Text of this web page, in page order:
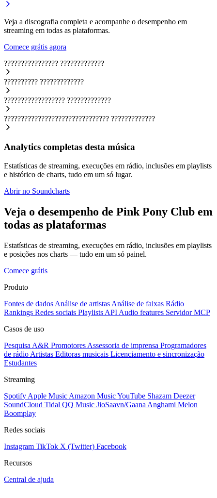
Veja a discografia completa e acompanhe o desempenho em
streaming em todas as plataformas.
Comece grátis agora
???????????????? ?????????????
?????????? ?????????????
?????????????????? ?????????????
??????????????????????????????? ?????????????
Analytics completas desta música
Estatísticas de streaming, execuções em rádio, inclusões em playlists
e histórico de charts, tudo em um só lugar.
Abrir no Soundcharts
Veja o desempenho de Pink Pony Club em
todas as plataformas
Estatísticas de streaming, execuções em rádio, inclusões em playlists
e posições nos charts — tudo em um só painel.
Comece grátis
Produto
Fontes de dados Análise de artistas Análise de faixas Rádio
Rankings Redes sociais Playlists API Audio features Servidor MCP
Casos de uso
Pesquisa A&R Promotores Assessoria de imprensa Programadores
de rádio Artistas Editoras musicais Licenciamento e sincronização
Estudantes
Streaming
Spotify Apple Music Amazon MusicYouTube Shazam Deezer
SoundCloud Tidal QQ Music JioSaavn/Gaana Anghami Melon
Boomplay
Redes sociais
Instagram TikTok X (Twitter) Facebook
Recursos
Central de ajuda